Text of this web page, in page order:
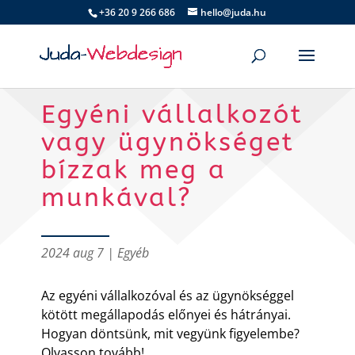
+36 20 9 266 686 hello@juda.hu
Egyéni vállalkozót
vagy ügynökséget
bízzak meg a
munkával?
2024 aug 7| Egyéb
Az egyéni vállalkozóval és az ügynökséggel
kötött megállapodás előnyei és hátrányai.
Hogyan döntsünk, mit vegyünk figyelembe?